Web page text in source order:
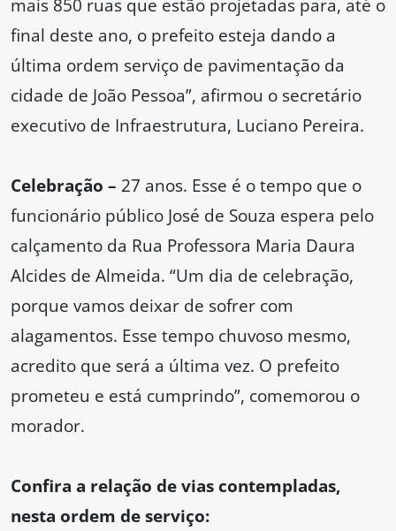
mais 850 ruas que estão projetadas para, até o
final deste ano, o prefeito esteja dando a
última ordem serviço de pavimentação da
cidade de João Pessoa”, afirmou o secretário
executivo de Infraestrutura, Luciano Pereira.
Celebração – 27 anos. Esse é o tempo que o
funcionário público José de Souza espera pelo
calçamento da Rua Professora Maria Daura
Alcides de Almeida. “Um dia de celebração,
porque vamos deixar de sofrer com
alagamentos. Esse tempo chuvoso mesmo,
acredito que será a última vez. O prefeito
prometeu e está cumprindo”, comemorou o
morador.
Confira a relação de vias contempladas,
nesta ordem de serviço: